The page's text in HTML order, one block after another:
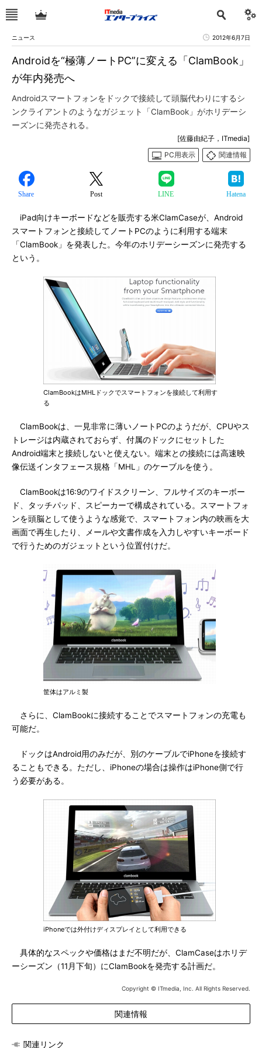
ニュース 2012年6月7日
Androidを“極薄ノートPC”に変える「ClamBook」
が年内発売へ
Androidスマートフォンをドックで接続して頭脳代わりにするシ
ンクライアントのようなガジェット「ClamBook」がホリデーシ
ーズンに発売される。
[佐藤由紀子，ITmedia]
PC用表示
関連情報
Share Post LINE Hatena
iPad向けキーボードなどを販売する米ClamCaseが、Android
スマートフォンと接続してノートPCのように利用する端末
「ClamBook」を発表した。今年のホリデーシーズンに発売する
という。
ClamBookはMHLドックでスマートフォンを接続して利用す
る
ClamBookは、一見非常に薄いノートPCのようだが、CPUやス
トレージは内蔵されておらず、付属のドックにセットした
Android端末と接続しないと使えない。端末との接続には高速映
像伝送インタフェース規格「MHL」のケーブルを使う。
ClamBookは16:9のワイドスクリーン、フルサイズのキーボー
ド、タッチパッド、スピーカーで構成されている。スマートフォ
ンを頭脳として使うような感覚で、スマートフォン内の映画を大
画面で再生したり、メールや文書作成を入力しやすいキーボード
で行うためのガジェットという位置付けだ。
筐体はアルミ製
さらに、ClamBookに接続することでスマートフォンの充電も
可能だ。
ドックはAndroid用のみだが、別のケーブルでiPhoneを接続す
ることもできる。ただし、iPhoneの場合は操作はiPhone側で行
う必要がある。
iPhoneでは外付けディスプレイとして利用できる
具体的なスペックや価格はまだ不明だが、ClamCaseはホリデ
ーシーズン（11月下旬）にClamBookを発売する計画だ。
Copyright © ITmedia, Inc. All Rights Reserved.
関連情報
関連リンク